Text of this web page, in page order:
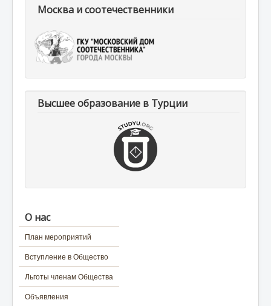
Москва и соотечественники
Высшее образование в Турции
О нас
План мероприятий
Вступление в Общество
Льготы членам Общества
Объявления